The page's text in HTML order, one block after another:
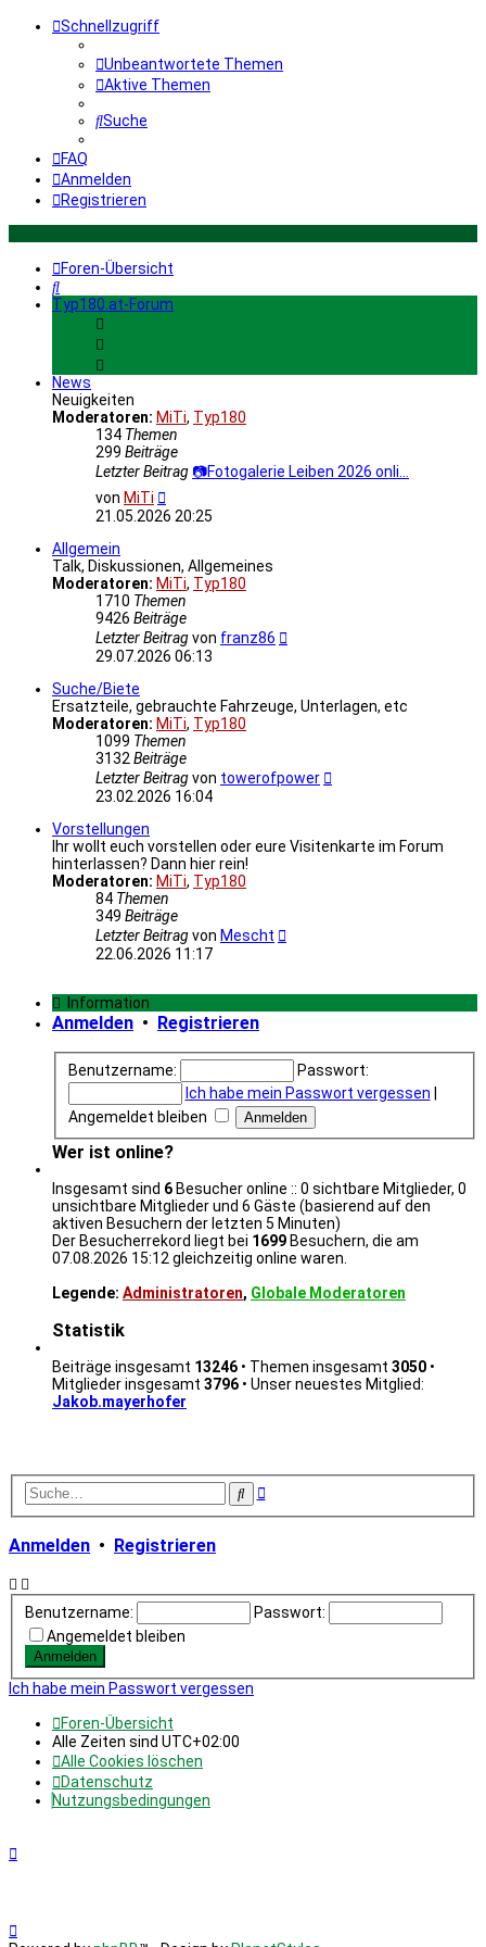
Schnellzugriff
Unbeantwortete Themen
Aktive Themen
Suche
FAQ
Anmelden
Registrieren
Foren-Übersicht
Suche
Typ180.at-Forum
News
Neuigkeiten
Moderatoren: MiTi, Typ180
134 Themen
299 Beiträge
Letzter Beitrag 📷Fotogalerie Leiben 2026 onli…
von MiTi
Beitrag
21.05.2026 20:25
Allgemein
Talk, Diskussionen, Allgemeines
Moderatoren: MiTi, Typ180
1710 Themen
9426 Beiträge
Letzter Beitragvon franz86
29.07.2026 06:13
Suche/Biete
Ersatzteile, gebrauchte Fahrzeuge, Unterlagen, etc
Moderatoren: MiTi, Typ180
1099 Themen
3132 Beiträge
Letzter Beitragvon towerofpower
23.02.2026 16:04
Vorstellungen
Ihr wollt euch vorstellen oder eure Visitenkarte im Forum
hinterlassen? Dann hier rein!
Moderatoren: MiTi, Typ180
84 Themen
349 Beiträge
Letzter Beitragvon Mescht
22.06.2026 11:17
Information
Anmelden • Registrieren
Benutzername:
Passwort:
Ich habe mein Passwort vergessen
Angemeldet bleiben
Wer ist online?
Insgesamt sind 6 Besucher online :: 0 sichtbare Mitglieder, 0
unsichtbare Mitglieder und 6 Gäste (basierend auf den
aktiven Besuchern der letzten 5 Minuten)
Der Besucherrekord liegt bei 1699 Besuchern, die am
07.08.2026 15:12 gleichzeitig online waren.
Legende: Administratoren, Globale Moderatoren
Statistik
Beiträge insgesamt 13246 • Themen insgesamt 3050 •
Mitglieder insgesamt 3796 • Unser neuestes Mitglied:
Jakob.mayerhofer
SucheErweiterte
Anmelden • Registrieren
Benutzername:
Passwort:
Angemeldet bleiben
Ich habe mein Passwort vergessen
Foren-Übersicht
Alle Zeiten sind UTC+02:00
Alle Cookies löschen
Datenschutz
Nutzungsbedingungen